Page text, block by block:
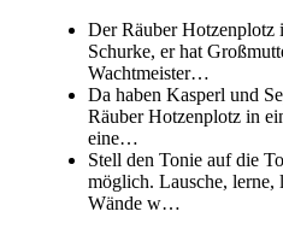
Der Räuber Hotzenplotz
Schurke, er hat
Wachtmeister…
Da haben Kasperl und
Räuber Hotzenplotz in
eine…
Stell den Tonie auf die
möglich. Lausche, lerne,
Wände w…